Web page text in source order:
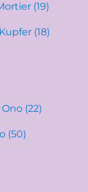
(19)
(18)
Ono (22)
(50)